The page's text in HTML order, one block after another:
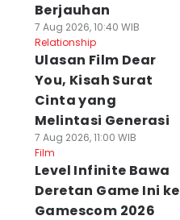
Berjauhan
7 Aug 2026, 10:40 WIB
Relationship
Ulasan Film Dear
You, Kisah Surat
Cinta yang
Melintasi Generasi
7 Aug 2026, 11:00 WIB
Film
Level Infinite Bawa
Deretan Game Ini ke
Gamescom 2026